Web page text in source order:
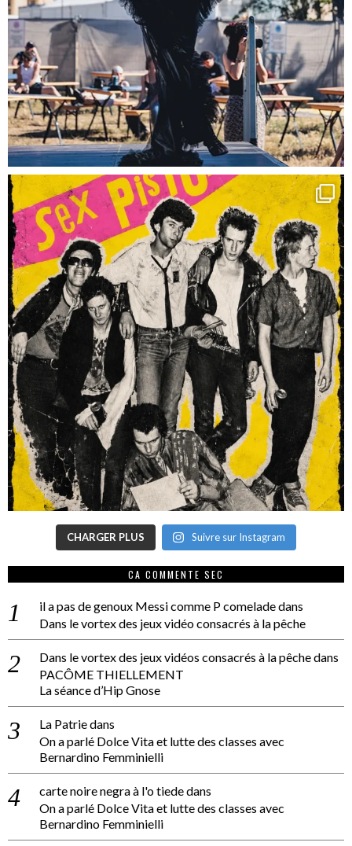
CHARGER PLUS Suivre sur Instagram
CA COMMENTE SEC
il a pas de genoux Messi comme P comeladedans
Dans le vortex des jeux vidéo consacrés à la pêche
Dans le vortex des jeux vidéos consacrés à la pêchedans
PACÔME THIELLEMENT
La séance d’Hip Gnose
La Patriedans
On a parlé Dolce Vita et lutte des classes avec
Bernardino Femminielli
carte noire negra à l'o tiededans
On a parlé Dolce Vita et lutte des classes avec
Bernardino Femminielli